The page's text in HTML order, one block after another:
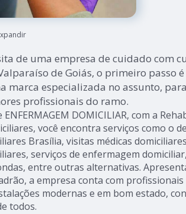
de uma empresa de cuidado com
de Goiás, o primeiro passo é
marca especializada no assunto, para
profissionais do ramo.
DOMICILIAR, com a
você encontra serviços como o de
Brasília, visitas médicas
serviços de enfermagem
entre outras alternativas.
a empresa conta com profissionais
modernas e em bom estado,
todos.